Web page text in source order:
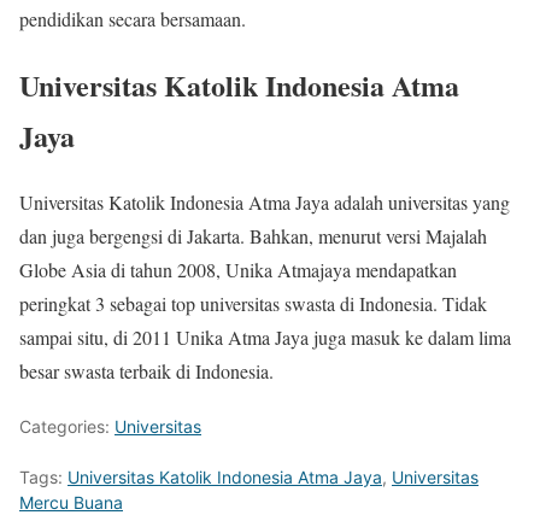
pendidikan secara bersamaan.
Universitas Katolik Indonesia Atma
Jaya
Universitas Katolik Indonesia Atma Jaya adalah universitas yang
dan juga bergengsi di Jakarta. Bahkan, menurut versi Majalah
Globe Asia di tahun 2008, Unika Atmajaya mendapatkan
peringkat 3 sebagai top universitas swasta di Indonesia. Tidak
sampai situ, di 2011 Unika Atma Jaya juga masuk ke dalam lima
besar swasta terbaik di Indonesia.
Categories: Universitas
Tags: Universitas Katolik Indonesia Atma Jaya, Universitas
Mercu Buana